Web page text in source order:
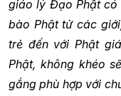
giáo lý Đạo Phật có
bào Phật tử các
trẻ đến với Phật
Phật, không khéo
gắng phù hợp với